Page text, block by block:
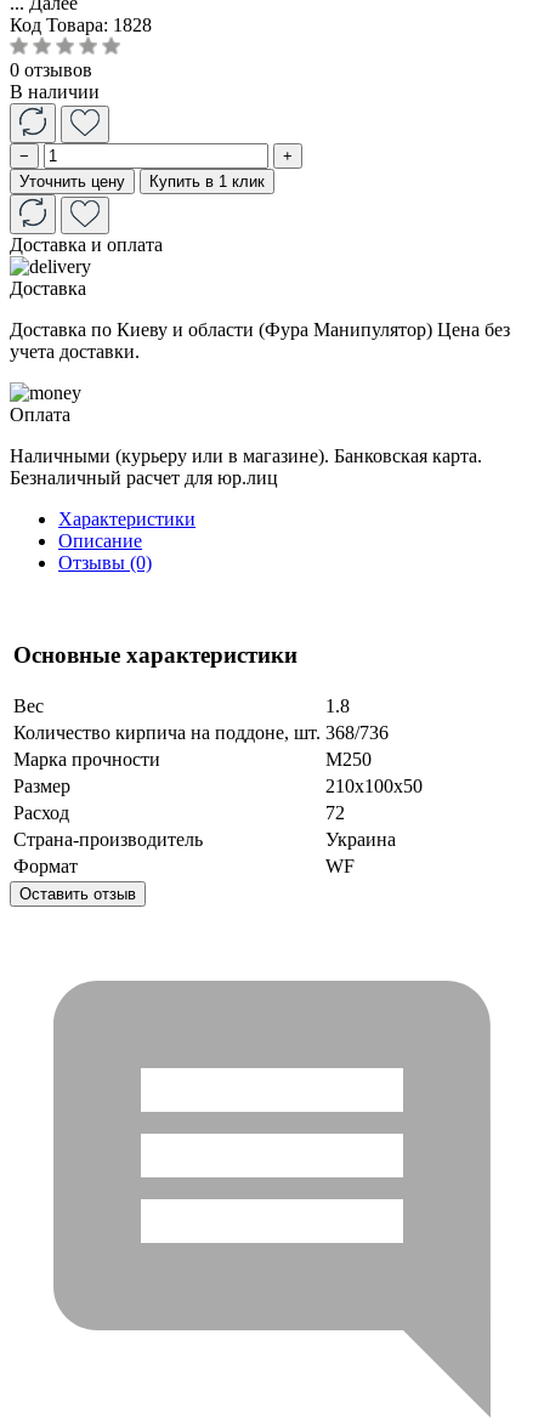
Код Товара: 1828
0 отзывов
В наличии
−
+
Уточнить цену
Купить в 1 клик
Доставка и оплата
Доставка
Доставка по Киеву и области (Фура Манипулятор) Цена без
учета доставки.
Оплата
Наличными (курьеру или в магазине). Банковская карта.
Безналичный расчет для юр.лиц
Характеристики
Описание
Отзывы (0)
Основные характеристики
Вес
1.8
Количество кирпича на поддоне, шт. 368/736
Марка прочности
М250
Размер
210x100x50
Расход
72
Страна-производитель
Украина
Формат
WF
Оставить отзыв